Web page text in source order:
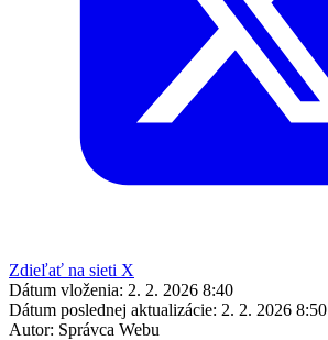
Zdieľať na sieti X
Dátum vloženia: 2. 2. 2026 8:40
Dátum poslednej aktualizácie: 2. 2. 2026 8:50
Autor: Správca Webu